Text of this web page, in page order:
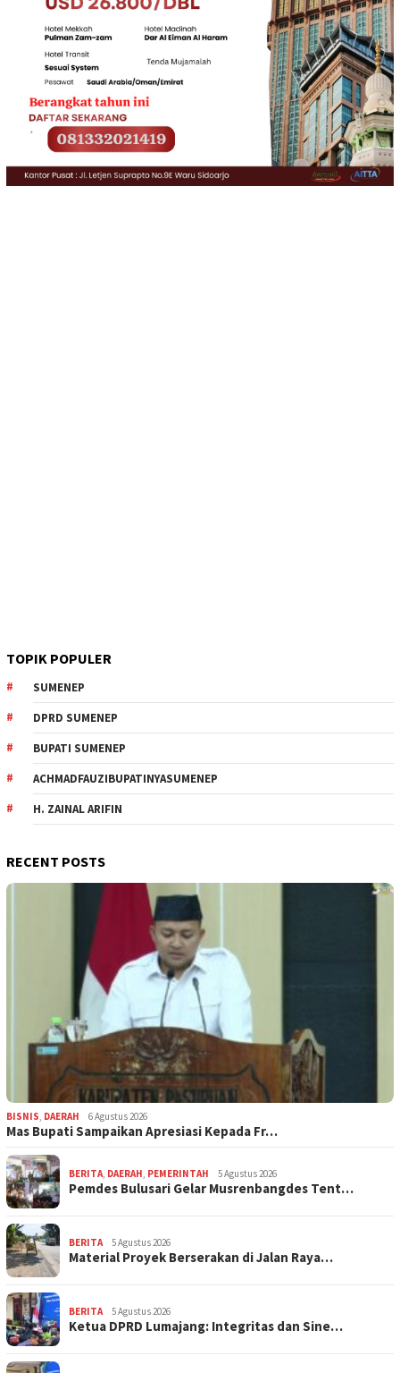
TOPIK POPULER
SUMENEP
DPRD SUMENEP
BUPATI SUMENEP
ACHMADFAUZIBUPATINYASUMENEP
H. ZAINAL ARIFIN
RECENT POSTS
BISNIS, DAERAH 6 Agustus 2026
Mas Bupati Sampaikan Apresiasi Kepada Fr…
BERITA, DAERAH, PEMERINTAH 5 Agustus 2026
Pemdes Bulusari Gelar Musrenbangdes Tent…
BERITA 5 Agustus 2026
Material Proyek Berserakan di Jalan Raya…
BERITA 5 Agustus 2026
Ketua DPRD Lumajang: Integritas dan Sine…